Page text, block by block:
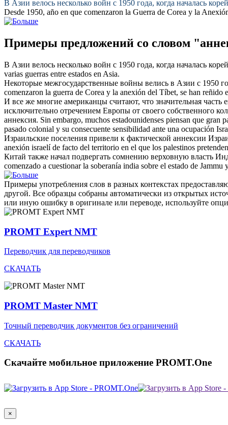
В Азии велось несколько войн с 1950 года, когда началась
Desde 1950, año en que comenzaron la Guerra de Corea y la
Примеры предложений со словом
В Азии велось несколько войн с 1950 года, когда началась
varias guerras entre estados en Asia.
Некоторые межгосударственные войны велись в Азии с 1950
comenzaron la guerra de Corea y la anexión del Tíbet, se han reñido
И все же многие американцы считают, что значительная
исключительно отречением Европы от своего собственного
аннексия. Sin embargo, muchos estadounidenses piensan que gran
pasado colonial y su consecuente sensibilidad ante una ocupación
Израильские поселения привели к фактической аннексии
anexión israelí de facto del territorio en el que los palestinos
Китай также начал подвергать сомнению верховную власть
comenzado a cuestionar la soberanía india sobre el estado de
Примеры употребления слов в разных контекстах
другой. Все образцы собраны автоматически из открытых
или иную ошибку в оригинале или переводе, используйте
PROMT Expert NMT
Переводчик для переводчиков
СКАЧАТЬ
PROMT Master NMT
Точный переводчик документов без ограничений
СКАЧАТЬ
Скачайте мобильное приложение PROMT.One
×